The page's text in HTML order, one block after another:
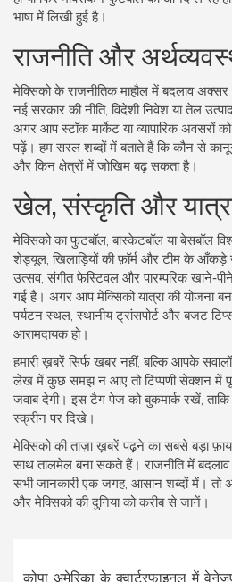
भाषा में लिखी हुई है।
राजनीति और
मेक्सिको के राजनीतिक माहौल में बदलाव
नई सरकार की नीति, विदेशी निवेश या तेल
अगर आप स्टॉक मार्केट या व्यापारिक अवसरों
पढ़ें। हम सरल शब्दों में बताते हैं कि कौन से
और किन क्षेत्रों में जोखिम बढ़ सकता है।
खेल, संस्कृति और
मेक्सिको का फुटबॉल, बास्केटबॉल या बेसबॉल
शेड्यूल, खिलाड़ियों की फ़ॉर्म और टीम के आँकड़े
उत्सव, संगीत फेस्टिवल और पारम्परिक
गई है। अगर आप मेक्सिको यात्रा की योजना
पर्यटन स्थल, स्थानीय ट्रांसपोर्ट और बजट
आरामदायक हो।
हमारी ख़बरें सिर्फ खबर नहीं, बल्कि आपके
लेख में कुछ समझ न आए तो टिप्पणी सेक्शन में
जवाब देगी। इस टैग पेज को बुकमार्क रखें,
स्क्रीन पर दिखे।
मेक्सिको की ताज़ा ख़बरें पढ़ने का सबसे बड़ा
साथ तालमेल बना सकते हैं। राजनीति में
सभी जानकारी एक जगह, आसान शब्दों में।
और मेक्सिको की दुनिया को करीब से जानें।
कोपा अमेरिका के क्वार्टरफाइनल में